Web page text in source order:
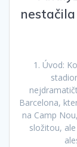
1. Úvod:
Barcelona,
na Camp
složitou,